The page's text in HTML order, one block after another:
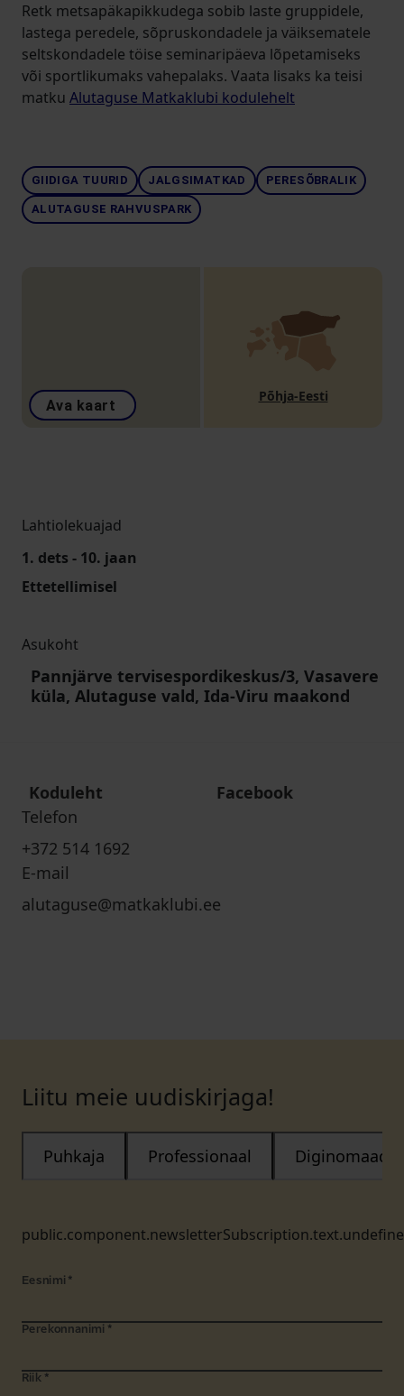
Retk metsapäkapikkudega sobib laste gruppidele,
lastega peredele, sõpruskondadele ja väiksematele
seltskondadele töise seminaripäeva lõpetamiseks
või sportlikumaks vahepalaks. Vaata lisaks ka teisi
matku Alutaguse Matkaklubi kodulehelt
GIIDIGA TUURID JALGSIMATKAD PERESÕBRALIK
ALUTAGUSE RAHVUSPARK
Ava kaart
Põhja-Eesti
Lahtiolekuajad
1. dets - 10. jaan
Ettetellimisel
Asukoht
Pannjärve tervisespordikeskus/3, Vasavere
küla, Alutaguse vald, Ida-Viru maakond
Koduleht
Facebook
Telefon
+372 514 1692
E-mail
alutaguse@matkaklubi.ee
Liitu meie uudiskirjaga!
Puhkaja Professionaal Diginomaad
Eesnimi *
Perekonnanimi *
Riik *